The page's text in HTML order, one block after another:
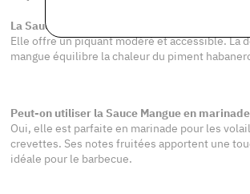
La Sauce Mangue est-elle très forte ?
Elle offre un piquant modéré et accessible. La
mangue équilibre la chaleur du piment
Peut-on utiliser la Sauce Mangue en
Oui, elle est parfaite en marinade pour les
crevettes. Ses notes fruitées apportent une
idéale pour le barbecue.